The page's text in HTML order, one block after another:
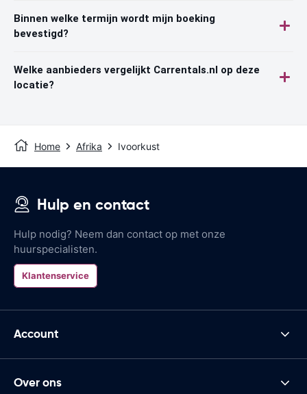
Binnen welke termijn wordt mijn boeking
bevestigd?
Welke aanbieders vergelijkt Carrentals.nl op deze
locatie?
Home Afrika Ivoorkust
Hulp en contact
Hulp nodig? Neem dan contact op met onze
huurspecialisten.
Klantenservice
Account
Over ons